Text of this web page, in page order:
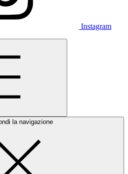
Instagram
la navigazione